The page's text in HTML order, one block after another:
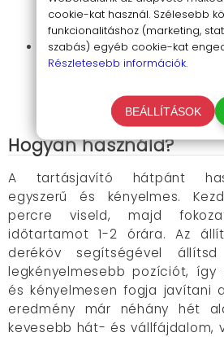
mellek vonalát ne
számára.
Többféle használati mód:
munkahelyen, otthon,
bulikban vagy szabadtéri
Hogyan használd?
A tartásjavító hátpánt
egyszerű és kényelmes.
percre viseld, majd
időtartamot 1-2 órára. Az
deréköv segítségével
legkényelmesebb pozíciót,
és kényelmesen fogja javítani
eredmény már néhány hét
kevesebb hát- és vállfájdalom,
cookie-kat használ. Szélesebb
funkcionalitáshoz (marketing,
szabás) egyéb cookie-kat
Részletesebb információk.
BEÁLLÍTÁSOK